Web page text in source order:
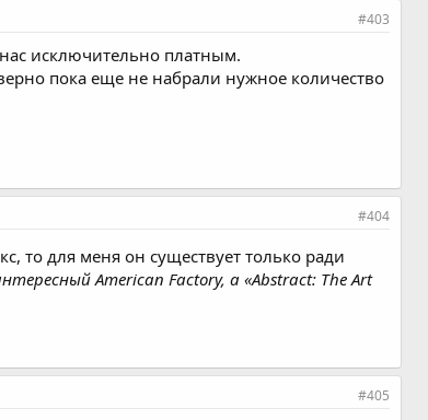
#403
нас исключительно платным.
пока еще не набрали нужное количество
#404
то для меня он существует только ради
American Factory, а«Abstract: The Art
#405